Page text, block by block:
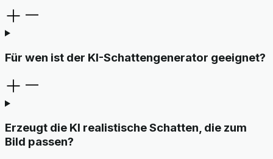
Für wen ist der KI-Schattengenerator geeignet?
Erzeugt die KI realistische Schatten, die zum
Bild passen?